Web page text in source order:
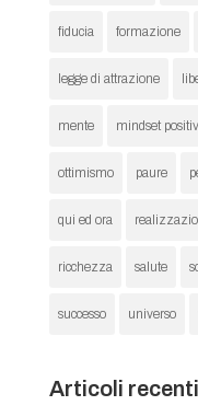
fiducia formazione
legge di attrazione
mente mindset
ottimismo paure
qui ed ora
ricchezza salute
successo universo
Articoli recenti